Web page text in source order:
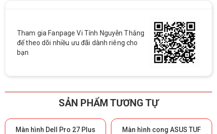
Tham gia Fanpage Vi Tính Nguyễn Thắng
để theo dõi nhiều ưu đãi dành riêng cho
bạn
SẢN PHẨM TƯƠNG TỰ
Màn hình Dell Pro 27 Plus
Màn hình cong ASUS TUF